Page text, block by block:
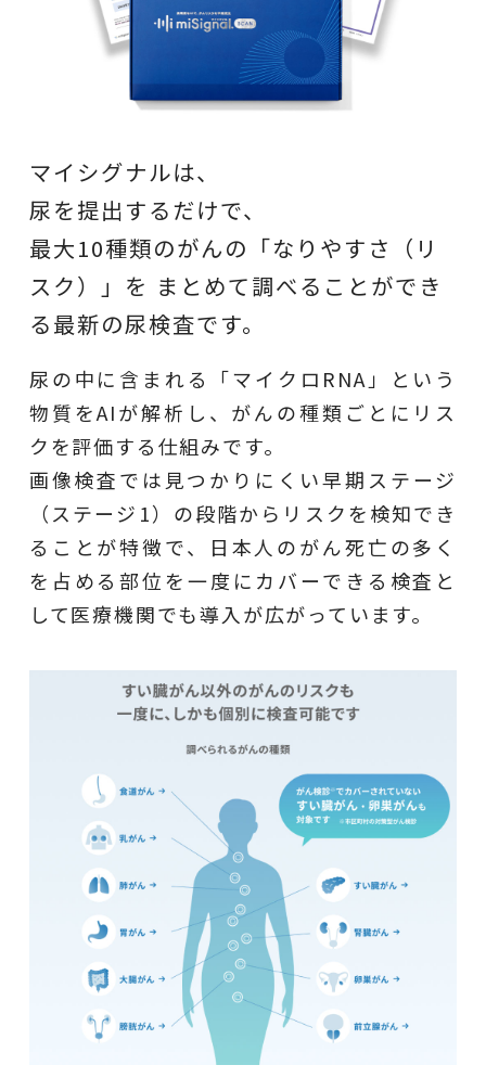
マイシグナルは、
尿を提出するだけで、
最大10種類のがんの「なりやすさ（リ
スク）」を まとめて調べることができ
る最新の尿検査です。
尿の中に含まれる「マイクロRNA」という
物質をAIが解析し、がんの種類ごとにリス
クを評価する仕組みです。
画像検査では見つかりにくい早期ステージ
（ステージ1）の段階からリスクを検知でき
ることが特徴で、日本人のがん死亡の多く
を占める部位を一度にカバーできる検査と
して医療機関でも導入が広がっています。